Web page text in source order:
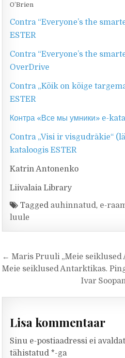
O’Brien
Contra “Everyone’s the
ESTER
Contra “Everyone’s the
OverDrive
Contra „Kõik on kõige
ESTER
Контра «Все мы умники» e-
Contra „Visi ir visgudrākie“
kataloogis ESTER
Katrin Antonenko
Liivalaia Library
Tagged auhinnatud, e-
luule
Navigeerimine
← Maris Pruuli „Meie seiklused
Meie seiklused Antarktikas.
Ivar
Lisa kommentaar
Sinu e-postiaadressi ei
tähistatud *-ga